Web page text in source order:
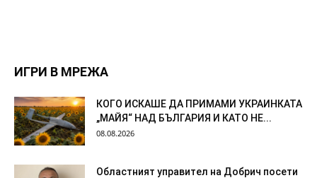
ИГРИ В МРЕЖА
КОГО ИСКАШЕ ДА ПРИМАМИ УКРАИНКАТА
„МАЙЯ“ НАД БЪЛГАРИЯ И КАТО НЕ...
08.08.2026
Областният управител на Добрич посети